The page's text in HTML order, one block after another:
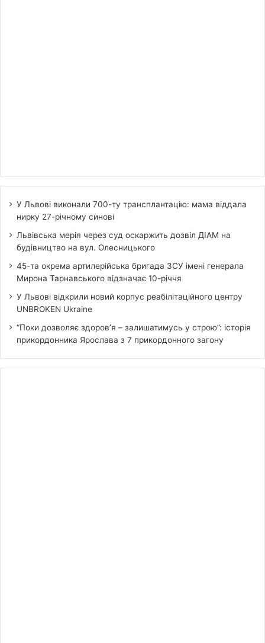
У Львові виконали 700-ту трансплантацію: мама віддала
нирку 27-річному синові
Львівська мерія через суд оскаржить дозвіл ДІАМ на
будівництво на вул. Олесницького
45-та окрема артилерійська бригада ЗСУ імені генерала
Мирона Тарнавського відзначає 10-річчя
У Львові відкрили новий корпус реабілітаційного центру
UNBROKEN Ukraine
“Поки дозволяє здоров’я – залишатимусь у строю”: історія
прикордонника Ярослава з 7 прикордонного загону